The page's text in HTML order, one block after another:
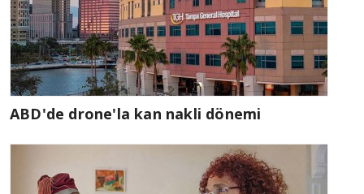
ABD'de drone'la kan nakli dönemi